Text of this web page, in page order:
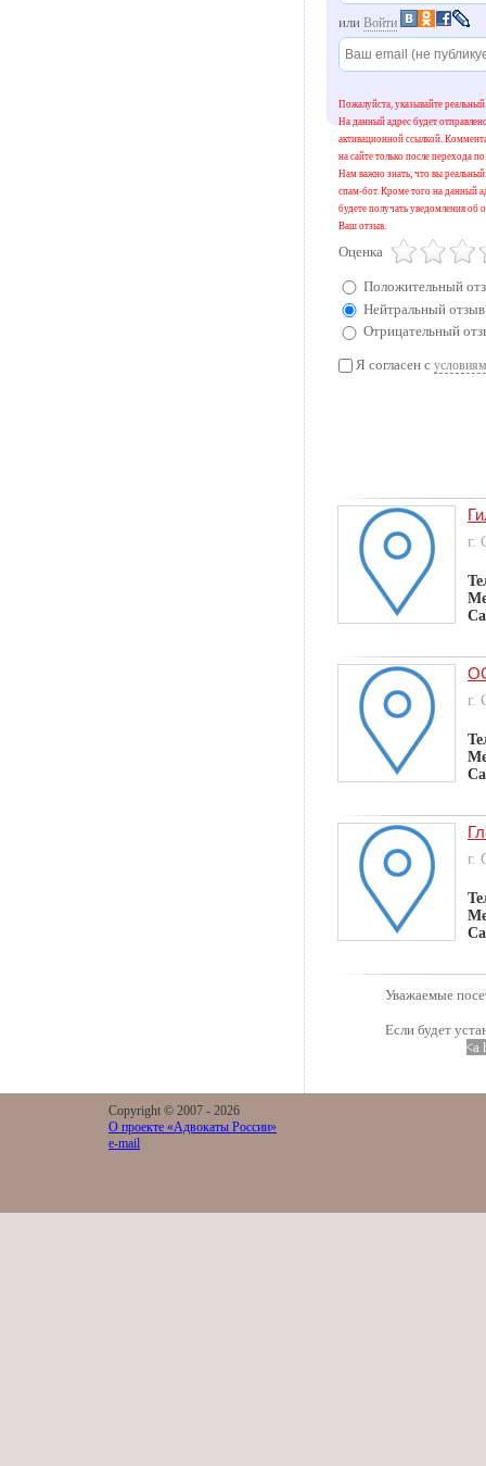
или Войти
Пожалуйста, указывайте
На данный адрес будет
активационной ссылкой.
на сайте только после перехода
Нам важно знать, что вы реальный
спам-бот. Кроме того на данный
будете получать уведомления об
Ваш отзыв.
Оценка
Положительный
Нейтральный отзыв
Отрицательный
Я согласен с
г.
г.
г.
Уважаемые
Если будет
<a
Copyright © 2007 - 2026
О проекте «Адвокаты России»
e-mail